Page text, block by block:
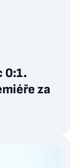
0:1.
za